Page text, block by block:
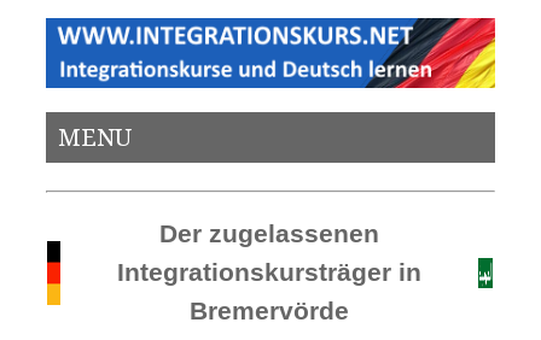
MENU
Der zugelassenen
Integrationskursträger in
Bremervörde